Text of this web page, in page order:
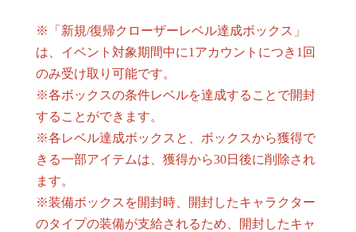
※「新規/復帰クローザーレベル達成ボックス」
は、イベント対象期間中に1アカウントにつき1回
のみ受け取り可能です。
※各ボックスの条件レベルを達成することで開封
することができます。
※各レベル達成ボックスと、ボックスから獲得で
きる一部アイテムは、獲得から30日後に削除され
ます。
※装備ボックスを開封時、開封したキャラクター
のタイプの装備が支給されるため、開封したキャ